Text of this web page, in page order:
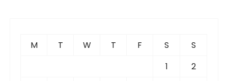
M T W T F S
S
1
2